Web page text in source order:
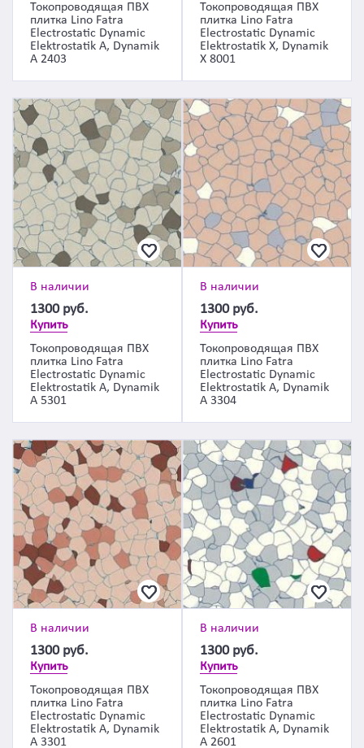
Токопроводящая ПВХ
плитка Lino Fatra
Electrostatic Dynamic
Elektrostatik A, Dynamik
A 2403
Токопроводящая ПВХ
плитка Lino Fatra
Electrostatic Dynamic
Elektrostatik X, Dynamik
X 8001
В наличии
1300 руб.
Купить
Токопроводящая ПВХ
плитка Lino Fatra
Electrostatic Dynamic
Elektrostatik A, Dynamik
A 5301
В наличии
1300 руб.
Купить
Токопроводящая ПВХ
плитка Lino Fatra
Electrostatic Dynamic
Elektrostatik A, Dynamik
A 3304
В наличии
1300 руб.
Купить
Токопроводящая ПВХ
плитка Lino Fatra
Electrostatic Dynamic
Elektrostatik A, Dynamik
A 3301
В наличии
1300 руб.
Купить
Токопроводящая ПВХ
плитка Lino Fatra
Electrostatic Dynamic
Elektrostatik A, Dynamik
A 2601